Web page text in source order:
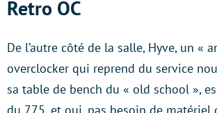
Retro OC
De l’autre côté de la salle, Hyve, un «
overclocker qui reprend du service
sa table de bench du « old school »,